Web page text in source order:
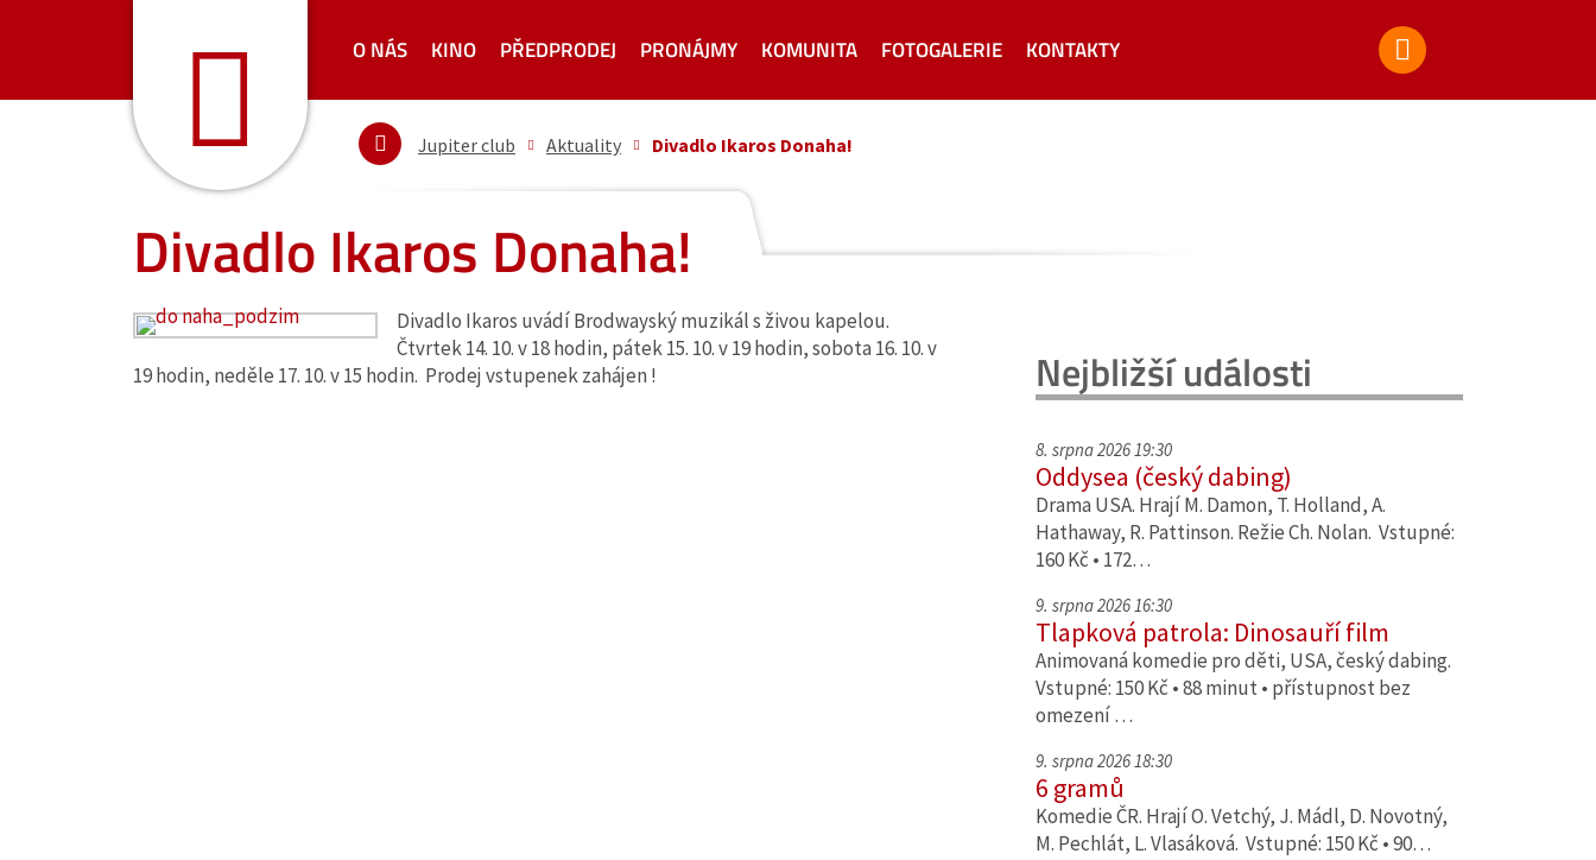
O NÁS KINO PŘEDPRODEJ PRONÁJMY KOMUNITA FOTOGALERIE KONTAKTY
Jupiter club Aktuality Divadlo Ikaros Donaha!
Divadlo Ikaros Donaha!
Divadlo Ikaros uvádí Brodwayský muzikál s živou kapelou.
Čtvrtek 14. 10. v 18 hodin, pátek 15. 10. v 19 hodin, sobota 16. 10. v
19 hodin, neděle 17. 10. v 15 hodin. Prodej vstupenek zahájen !
Nejbližší události
8. srpna 2026 19:30
Oddysea (český dabing)
Drama USA. Hrají M. Damon, T. Holland, A.
Hathaway, R. Pattinson. Režie Ch. Nolan. Vstupné:
160 Kč • 172…
9. srpna 2026 16:30
Tlapková patrola: Dinosauří film
Animovaná komedie pro děti, USA, český dabing.
Vstupné: 150 Kč • 88 minut • přístupnost bez
omezení …
9. srpna 2026 18:30
6 gramů
Komedie ČR. Hrají O. Vetchý, J. Mádl, D. Novotný,
M. Pechlát, L. Vlasáková. Vstupné: 150 Kč • 90…